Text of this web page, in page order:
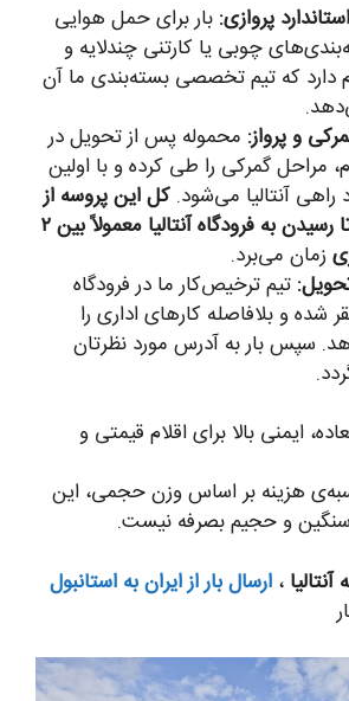
پروازی: بار برای حمل هوایی
چوبی یا کارتنی چندلایه و
دارد که تیم تخصصی بسته‌بندی ما آن
و پرواز: محموله پس از تحویل در
مراحل گمرکی را طی کرده و با اولین
راهی آنتالیا می‌شود. کل این پروسه از
تحویل بار تا رسیدن به فرودگاه آنتالیا معمولاً بین ۲
زمان می‌برد.
تیم ترخیص‌کار ما در فرودگاه
شده و بلافاصله کارهای اداری را
سپس بار به آدرس مورد نظرتان
ایمنی بالا برای اقلام قیمتی و
هزینه بر اساس وزن حجمی، این
و حجیم بصرفه نیست.
، ارسال بار از ایران به استانبول